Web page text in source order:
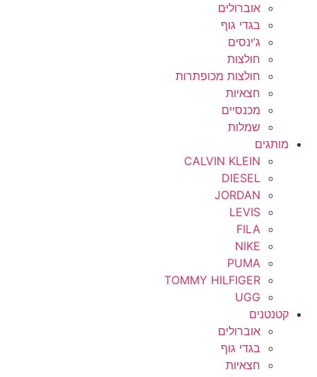
אוברולים
בגדי גוף
ג’ינסים
חולצות
חולצות מכופתרות
חצאיות
מכנסיים
שמלות
מותגים
CALVIN KLEIN
DIESEL
JORDAN
LEVIS
FILA
NIKE
PUMA
TOMMY HILFIGER
UGG
קטנטנים
אוברולים
בגדי גוף
חצאיות